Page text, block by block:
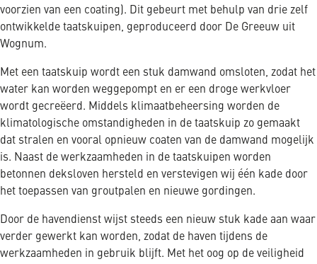
voorzien van een coating). Dit gebeurt met behulp van drie zelf
ontwikkelde taatskuipen, geproduceerd door De Greeuw uit
Wognum.
Met een taatskuip wordt een stuk damwand omsloten, zodat het
water kan worden weggepompt en er een droge werkvloer
wordt gecreëerd. Middels klimaatbeheersing worden de
klimatologische omstandigheden in de taatskuip zo gemaakt
dat stralen en vooral opnieuw coaten van de damwand mogelijk
is. Naast de werkzaamheden in de taatskuipen worden
betonnen deksloven hersteld en verstevigen wij één kade door
het toepassen van groutpalen en nieuwe gordingen.
Door de havendienst wijst steeds een nieuw stuk kade aan waar
verder gewerkt kan worden, zodat de haven tijdens de
werkzaamheden in gebruik blijft. Met het oog op de veiligheid